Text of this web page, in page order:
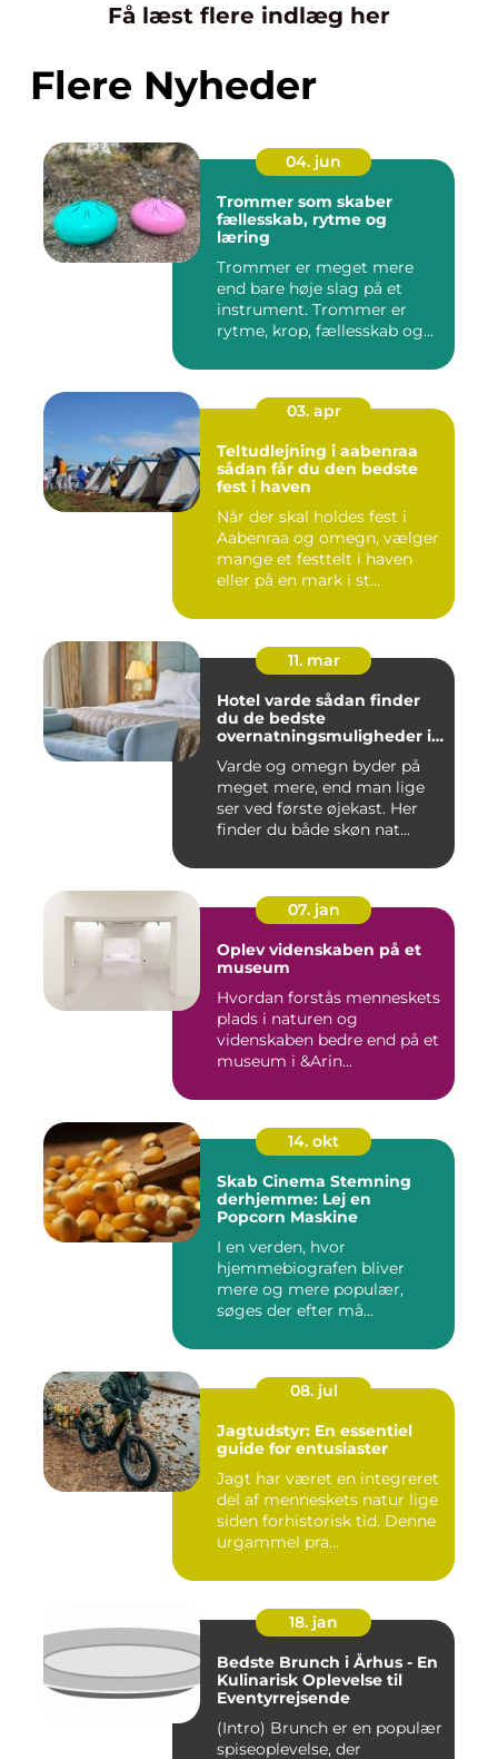
Få læst flere indlæg her
Flere Nyheder
04. jun
Trommer som skaber
fællesskab, rytme og
læring
Trommer er meget mere
end bare høje slag på et
instrument. Trommer er
rytme, krop, fællesskab og
03. apr
Teltudlejning i aabenraa
sådan får du den bedste
fest i haven
Når der skal holdes fest i
Aabenraa og omegn, vælger
mange et festtelt i haven
eller på en mark i st...
11. mar
Hotel varde sådan finder
du de bedste
overnatningsmuligheder i
Varde og omegn byder på
meget mere, end man lige
ser ved første øjekast. Her
finder du både skøn nat...
07. jan
Oplev videnskaben på et
museum
Hvordan forstås menneskets
plads i naturen og
videnskaben bedre end på et
museum i &Arin...
14. okt
Skab Cinema Stemning
derhjemme: Lej en
Popcorn Maskine
I en verden, hvor
hjemmebiografen bliver
mere og mere populær,
søges der efter må...
08. jul
Jagtudstyr: En essentiel
guide for entusiaster
Jagt har været en integreret
del af menneskets natur lige
siden forhistorisk tid. Denne
urgammel pra...
18. jan
Bedste Brunch i Århus - En
Kulinarisk Oplevelse til
Eventyrrejsende
(Intro) Brunch er en populær
spiseoplevelse, der